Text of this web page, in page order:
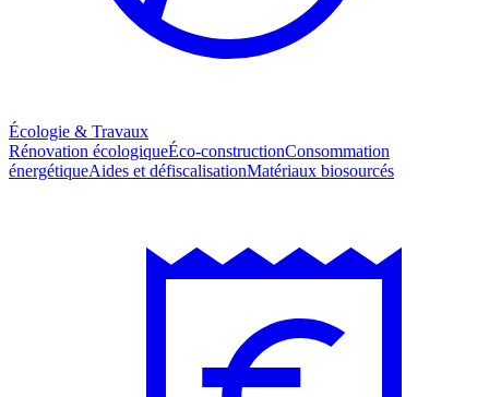
Écologie & Travaux
Rénovation écologiqueÉco-constructionConsommation
énergétiqueAides et défiscalisationMatériaux biosourcés